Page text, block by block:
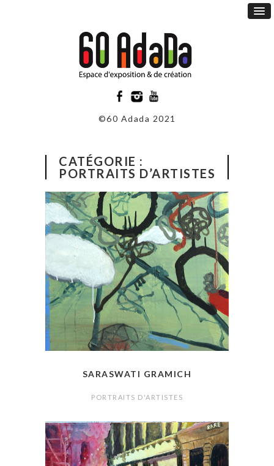
©60 Adada 2021
CATÉGORIE :
PORTRAITS D’ARTISTES
SARASWATI GRAMICH
PORTRAITS D'ARTISTES